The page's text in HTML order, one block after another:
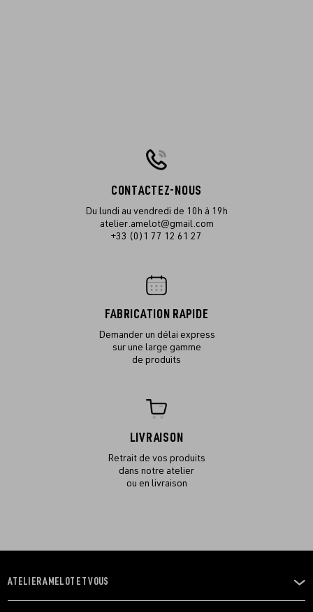
CONTACTEZ-NOUS
Du lundi au vendredi de 10h à 19h
atelier.amelot@gmail.com
+33 (0)1 77 12 61 27
FABRICATION RAPIDE
Demander un délai express
sur une large gamme
de produits
LIVRAISON
Retrait de vos produits
dans notre atelier
ou en livraison
OUVRIR
LE
ATELIER AMELOT ET VOUS